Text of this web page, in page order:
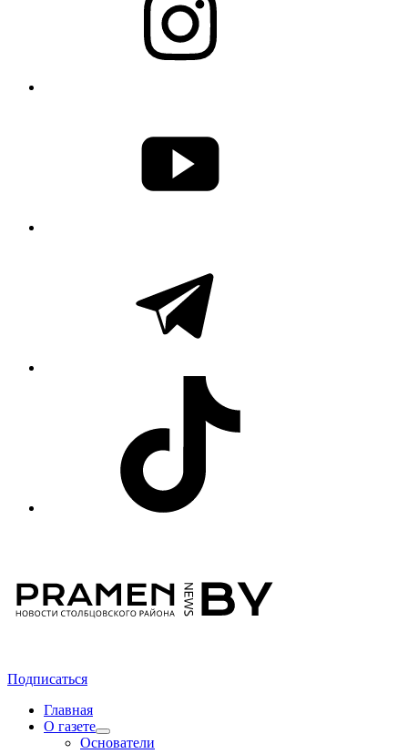
Подписаться
Главная
О газете
Основатели